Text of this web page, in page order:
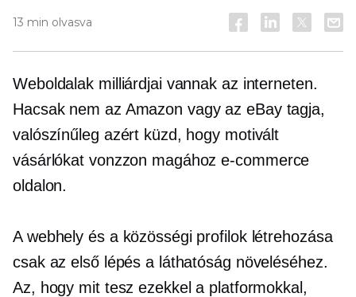
13 min olvasva
Weboldalak milliárdjai vannak az interneten.
Hacsak nem az Amazon vagy az eBay tagja,
valószínűleg azért küzd, hogy motivált
vásárlókat vonzzon magáhoze-commerce
oldalon.
A webhely és a közösségi profilok létrehozása
csak az első lépés a láthatóság növeléséhez.
Az, hogy mit tesz ezekkel a platformokkal,